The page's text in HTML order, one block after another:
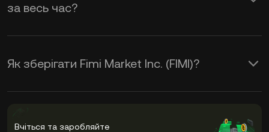
за весь час?
Як зберігати Fimi Market Inc. (FIMI)?
Вчіться та заробляйте